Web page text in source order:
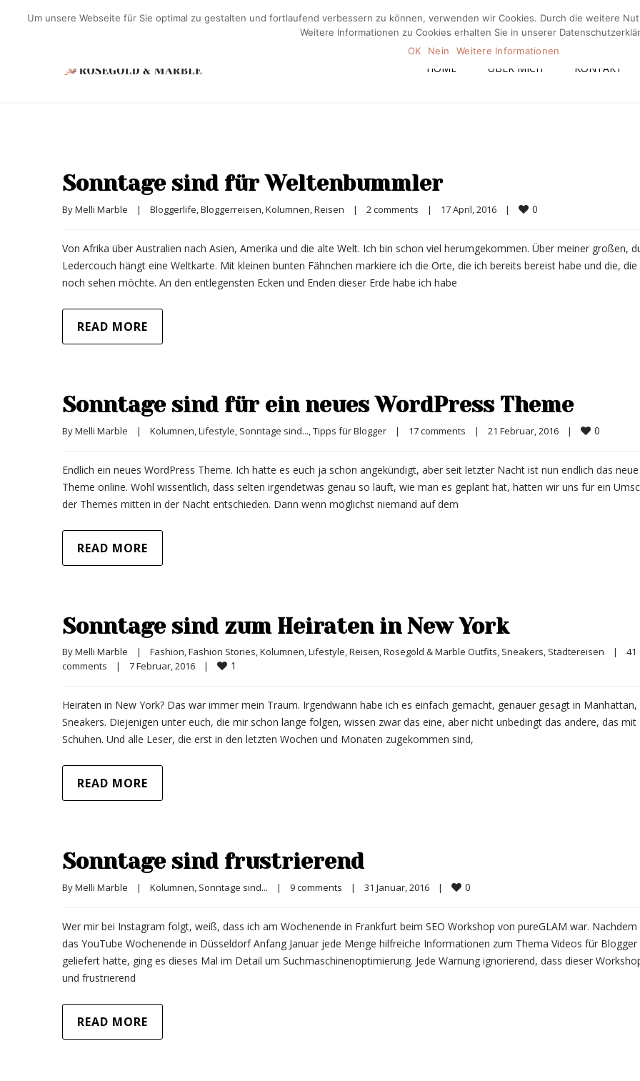
Home
HOME ÜBER MICH KONTAKT
Sonntage sind für Weltenbummler
By Melli Marble | Bloggerlife, Bloggerreisen, Kolumnen, Reisen | 2 comments | 17 April, 2016 | 0
Von Afrika über Australien nach Asien, Amerika und die alte Welt. Ich bin schon viel herumgekommen. Über meiner großen,
Ledercouch hängt eine Weltkarte. Mit kleinen bunten Fähnchen markiere ich die Orte, die ich bereits bereist habe und die, die
noch sehen möchte. An den entlegensten Ecken und Enden dieser Erde habe ich habe
READ MORE
Sonntage sind für ein neues WordPress Theme
By Melli Marble | Kolumnen, Lifestyle, Sonntage sind..., Tipps für Blogger | 17 comments | 21 Februar, 2016 | 0
Endlich ein neues WordPress Theme. Ich hatte es euch ja schon angekündigt, aber seit letzter Nacht ist nun endlich das neue
Theme online. Wohl wissentlich, dass selten irgendetwas genau so läuft, wie man es geplant hat, hatten wir uns für ein
der Themes mitten in der Nacht entschieden. Dann wenn möglichst niemand auf dem
READ MORE
Sonntage sind zum Heiraten in New York
By Melli Marble | Fashion, Fashion Stories, Kolumnen, Lifestyle, Reisen, Rosegold & Marble Outfits, Sneakers, Städtereisen |
41
comments
| 7 Februar, 2016 | 1
Heiraten in New York? Das war immer mein Traum. Irgendwann habe ich es einfach gemacht, genauer gesagt in Manhattan,
Sneakers. Diejenigen unter euch, die mir schon lange folgen, wissen zwar das eine, aber nicht unbedingt das andere, das mit
Schuhen. Und alle Leser, die erst in den letzten Wochen und Monaten zugekommen sind,
READ MORE
Sonntage sind frustrierend
By Melli Marble | Kolumnen, Sonntage sind... | 9 comments | 31 Januar, 2016 | 0
Wer mir bei Instagram folgt, weiß, dass ich am Wochenende in Frankfurt beim SEO Workshop von pureGLAM war. Nachdem
das YouTube Wochenende in Düsseldorf Anfang Januar jede Menge hilfreiche Informationen zum Thema Videos für Blogger
geliefert hatte, ging es dieses Mal im Detail um Suchmaschinenoptimierung. Jede Warnung ignorierend, dass dieser
und frustrierend
READ MORE
Um unsere Webseite für Sie optimal zu gestalten und fortlaufend verbessern zu können, verwenden wir Cookies. Durch die weitere
Weitere Informationen zu Cookies erhalten Sie in unserer
OK
Nein Weitere Informationen